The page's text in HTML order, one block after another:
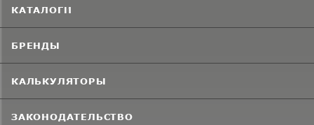
КАТАЛОГИ
БРЕНДЫ
КАЛЬКУЛЯТОРЫ
ЗАКОНОДАТЕЛЬСТВО